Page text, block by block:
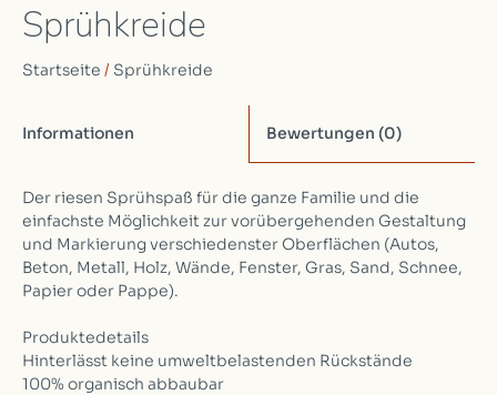
Sprühkreide
Startseite / Sprühkreide
Informationen Bewertungen (0)
Der riesen Sprühspaß für die ganze Familie und die
einfachste Möglichkeit zur vorübergehenden Gestaltung
und Markierung verschiedenster Oberflächen (Autos,
Beton, Metall, Holz, Wände, Fenster, Gras, Sand, Schnee,
Papier oder Pappe).
Produktedetails
Hinterlässt keine umweltbelastenden Rückstände
100% organisch abbaubar